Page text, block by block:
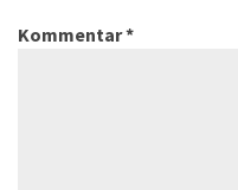
Kommentar*